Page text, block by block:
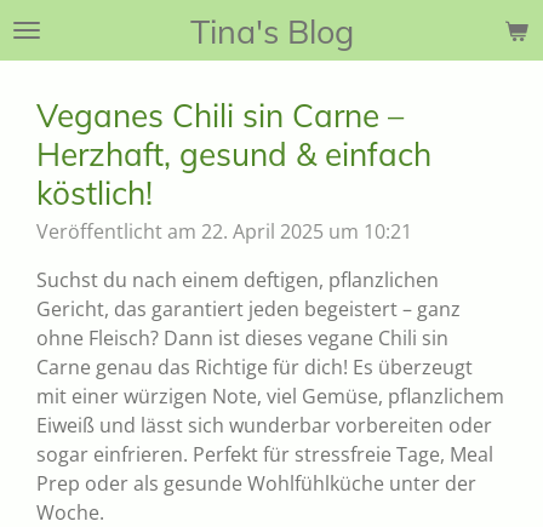
Zum
Tina's Blog
Veganes Chili sin Carne –
Herzhaft, gesund & einfach
köstlich!
Veröffentlicht am 22. April 2025 um 10:21
Suchst du nach einem deftigen, pflanzlichen
Gericht, das garantiert jeden begeistert – ganz
ohne Fleisch? Dann ist dieses vegane Chili sin
Carne genau das Richtige für dich! Es überzeugt
mit einer würzigen Note, viel Gemüse, pflanzlichem
Eiweiß und lässt sich wunderbar vorbereiten oder
sogar einfrieren. Perfekt für stressfreie Tage, Meal
Prep oder als gesunde Wohlfühlküche unter der
Woche.